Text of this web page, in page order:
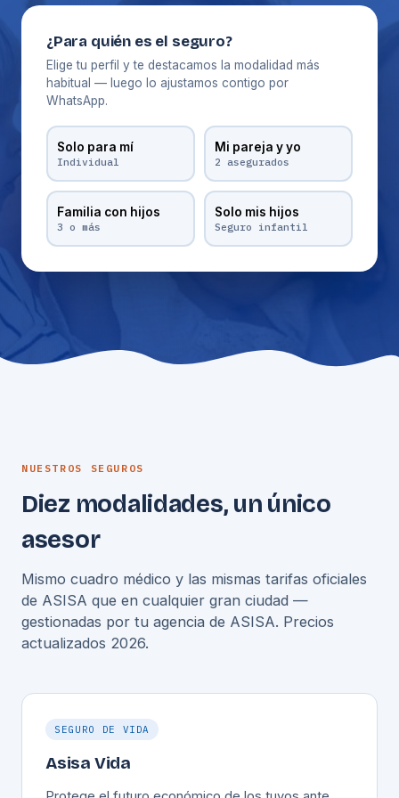
¿Para quién es el seguro?
Elige tu perfil y te destacamos la modalidad más
habitual — luego lo ajustamos contigo por
WhatsApp.
Solo para mí
Individual
Mi pareja y yo
2 asegurados
Familia con hijos
3 o más
Solo mis hijos
Seguro infantil
NUESTROS SEGUROS
Diez modalidades, un único
asesor
Mismo cuadro médico y las mismas tarifas oficiales
de ASISA que en cualquier gran ciudad —
gestionadas por tu agencia de ASISA. Precios
actualizados 2026.
SEGURO DE VIDA
Asisa Vida